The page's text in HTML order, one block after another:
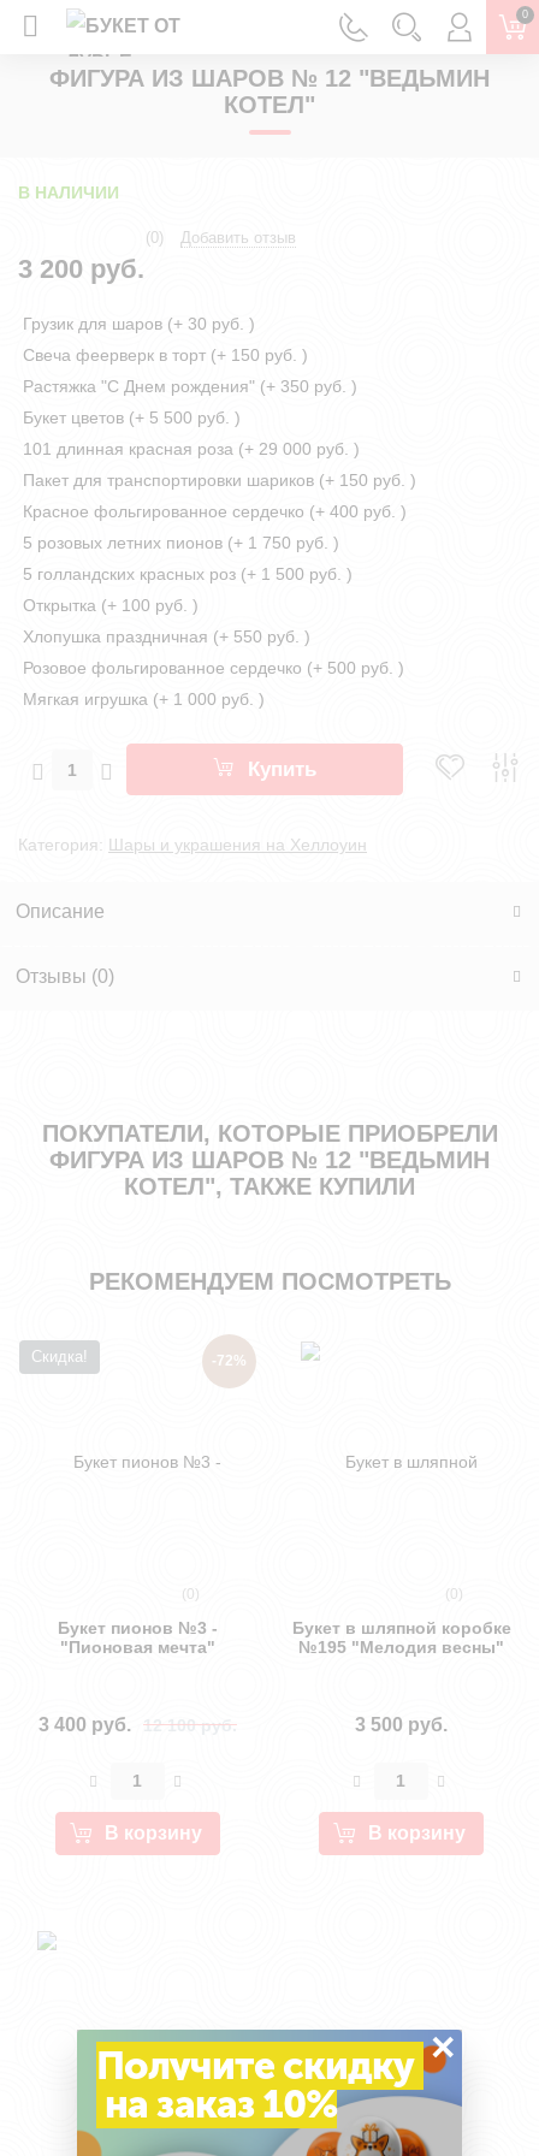
0
ГЛАВНАЯ ПОВОД ШАРЫ И УКРАШЕНИЯ НА ХЕЛЛОУИН
ФИГУРА ИЗ ШАРОВ № 12 "ВЕДЬМИН
КОТЕЛ"
В НАЛИЧИИ
(0) Добавить отзыв
3 200 руб.
Грузик для шаров (+ 30 руб. )
Свеча феерверк в торт (+ 150 руб. )
Растяжка "С Днем рождения" (+ 350 руб. )
Букет цветов (+ 5 500 руб. )
101 длинная красная роза (+ 29 000 руб. )
Пакет для транспортировки шариков (+ 150 руб. )
Красное фольгированное сердечко (+ 400 руб. )
5 розовых летних пионов (+ 1 750 руб. )
5 голландских красных роз (+ 1 500 руб. )
Открытка (+ 100 руб. )
Хлопушка праздничная (+ 550 руб. )
Розовое фольгированное сердечко (+ 500 руб. )
Мягкая игрушка (+ 1 000 руб. )
Купить
Категория: Шары и украшения на Хеллоуин
Описание
Отзывы (0)
ПОКУПАТЕЛИ, КОТОРЫЕ ПРИОБРЕЛИ
ФИГУРА ИЗ ШАРОВ № 12 "ВЕДЬМИН
КОТЕЛ", ТАКЖЕ КУПИЛИ
РЕКОМЕНДУЕМ ПОСМОТРЕТЬ
Скидка! -72%
(0)
Букет пионов №3 -
"Пионовая мечта"
3 400 руб. 12 100 руб.
В корзину
(0)
Букет в шляпной коробке
№195 "Мелодия весны"
3 500 руб.
В корзину
Получите скидку
на заказ 10%
×